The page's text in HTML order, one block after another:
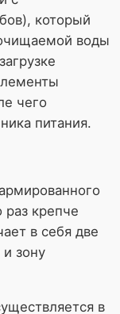
который
воды
чего
питания.
раз крепче
в себя две
и зону
в